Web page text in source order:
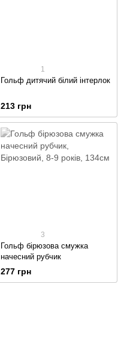
1
Гольф дитячий білий інтерлок
213 грн
3
Гольф бірюзова смужка
начесний рубчик
277 грн